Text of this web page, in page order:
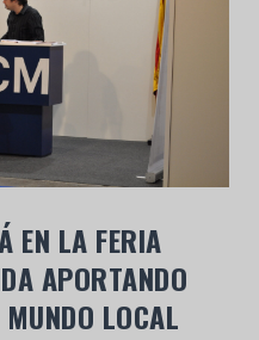
EN LA FERIA
APORTANDO
LOCAL